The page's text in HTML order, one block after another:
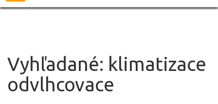
Vyhľadané: klimatizace
odvlhcovace